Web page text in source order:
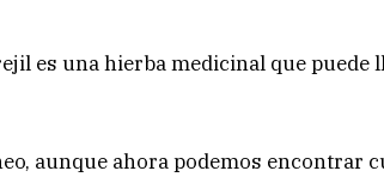
es una hierba medicinal que puede
aunque ahora podemos encontrar